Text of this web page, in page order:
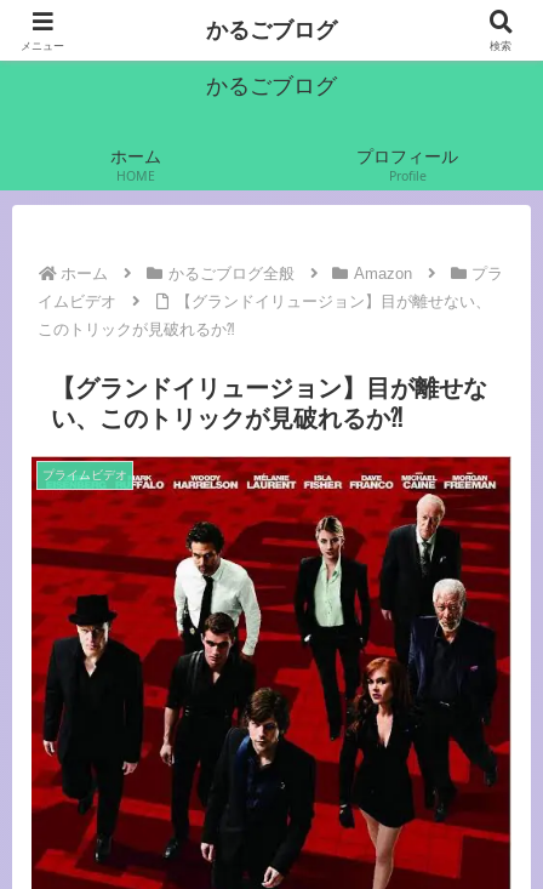
かるご（軽語）でいきます
かるごブログ
ホーム
HOME
プロフィール
Profile
ホーム かるごブログ全般 Amazon
プラ
イムビデオ
【グランドイリュージョン】目が離せない、
このトリックが見破れるか⁈
【グランドイリュージョン】目が離せな
い、このトリックが見破れるか⁈
プライムビデオ
メニュー
かるごブログ
検索